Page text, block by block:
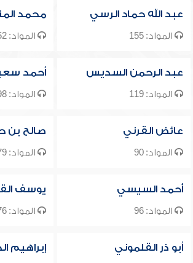
عبد الله حماد الرسي
المواد: 155
محمد
المواد: 152
عبد الرحمن السديس
المواد: 119
أحمد
المواد: 98
عائض القرني
المواد: 90
صالح بن
المواد: 79
أحمد السيسي
المواد: 96
يوسف
المواد: 76
أبو ذر القلموني إبراهيم